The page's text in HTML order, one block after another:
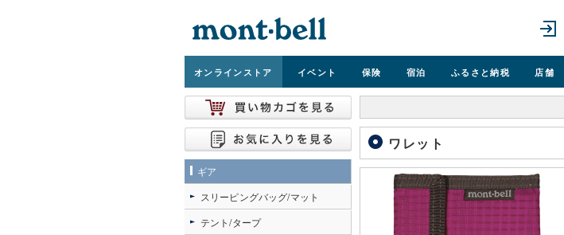
オンラインストア イベント 保険 宿泊 ふるさと納税 店舗
ワレット
ギア
スリーピングバッグ/マット
テント/タープ